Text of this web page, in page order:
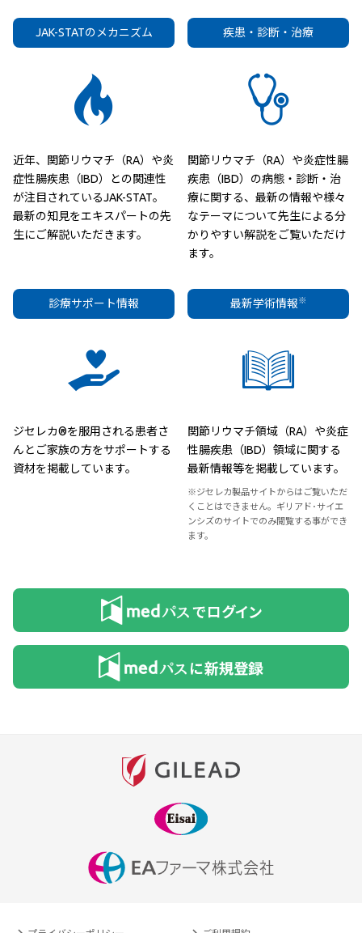
JAK-STATのメカニズム
近年、関節リウマチ（RA）や炎
症性腸疾患（IBD）との関連性
が注目されているJAK-STAT。
最新の知見をエキスパートの先
生にご解説いただきます。
疾患・診断・治療
関節リウマチ（RA）や炎症性腸
疾患（IBD）の病態・診断・治
療に関する、最新の情報や様々
なテーマについて先生による分
かりやすい解説をご覧いただけ
ます。
診療サポート情報
ジセレカ®を服用される患者さ
んとご家族の方をサポートする
資材を掲載しています。
最新学術情報※
関節リウマチ領域（RA）や炎症
性腸疾患（IBD）領域に関する
最新情報等を掲載しています。
※ジセレカ製品サイトからはご覧いただ
くことはできません。ギリアド･サイエ
ンシズのサイトでのみ閲覧する事ができ
ます。